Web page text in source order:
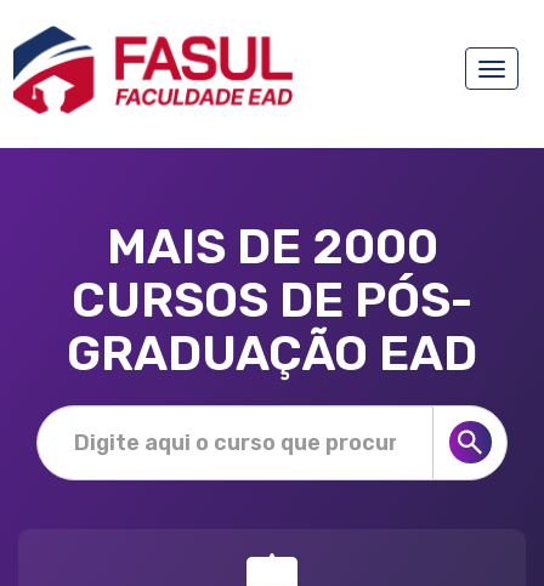
Toggle
MAIS DE 2000
CURSOS DE PÓS-
GRADUAÇÃO EAD